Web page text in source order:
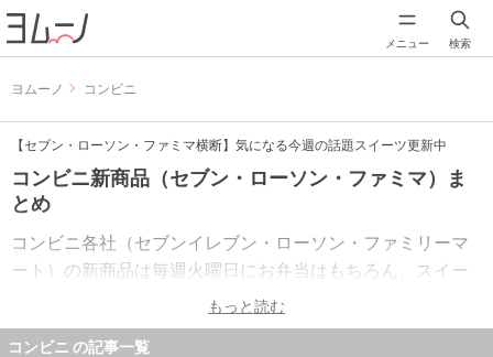
メニュー 検索
ヨムーノ コンビニ
【セブン・ローソン・ファミマ横断】気になる今週の話題スイーツ更新中
コンビニ新商品（セブン・ローソン・ファミマ）ま
とめ
もっと読む
コンビニ各社（セブンイレブン・ローソン・ファミリーマ
ート）の新商品は毎週火曜日にお弁当はもちろん、スイー
ツからアイスまで期間限定・コンビニ限定など、SNSで話
題になる商品が続々と発売されます。
コンビニ の記事一覧